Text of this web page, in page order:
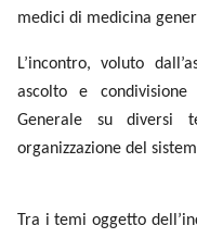
medici di medicina
L’incontro, voluto
ascolto e
Generale su diversi
organizzazione del
Tra i temi oggetto